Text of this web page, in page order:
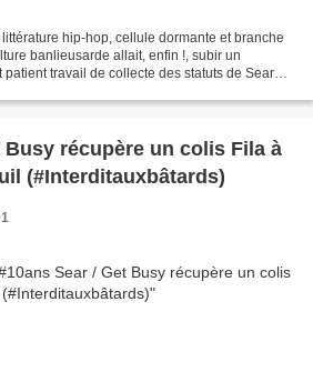
hip-hop, cellule dormante et branche
banlieusarde allait, enfin !, subir un
travail de collecte des statuts de Sear
Busy récupère un colis Fila à
(#Interditauxbâtards)